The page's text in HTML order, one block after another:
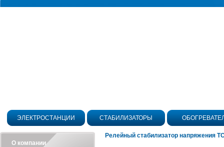
ЭЛЕКТРОСТАНЦИИ СТАБИЛИЗАТОРЫ
О компании
Релейный стабилизатор напряжения